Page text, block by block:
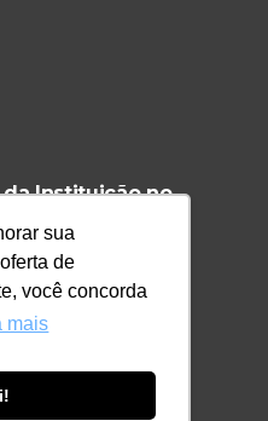
sua
de
você concorda
mais
Instituição no